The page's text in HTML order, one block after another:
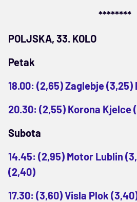
********
POLJSKA, 33. KOLO
Petak
18.00: (2,65) Zaglebje (3,25)
20.30: (2,55) Korona Kjelce
Subota
14.45: (2,95) Motor Lublin
(2,40)
17.30: (3,60) Visla Plok